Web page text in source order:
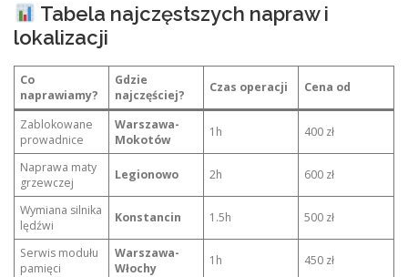
Tabela najczęstszych napraw i
lokalizacji
Co
naprawiamy?
Gdzie
najczęściej?
Czas operacji Cena od
Zablokowane
prowadnice
Warszawa-
Mokotów
1h 400 zł
Naprawa maty
grzewczej
Legionowo 2h 600 zł
Wymiana silnika
lędźwi
Konstancin 1.5h 500 zł
Serwis modułu
pamięci
Warszawa-
Włochy
1h 450 zł